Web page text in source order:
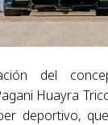
del
Huayra
deportivo,